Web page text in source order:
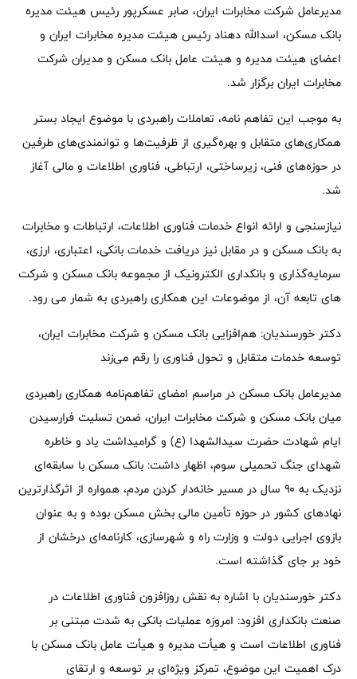
مدیرعامل شرکت مخابرات ایران، صابر عسکرپور رئیس هیئت مدیره
بانک مسکن، اسدالله دهناد رئیس هیئت مدیره مخابرات ایران و
اعضای هیئت مدیره و هیئت عامل بانک مسکن و مدیران شرکت
مخابرات ایران برگزار شد.
به موجب این تفاهم نامه، تعاملات راهبردی با موضوع ایجاد بستر
همکاری‌های متقابل و بهره‌گیری از ظرفیت‌ها و توانمندی‌های طرفین
در حوزه‌های فنی، زیرساختی، ارتباطی، فناوری اطلاعات و مالی آغاز
شد.
نیازسنجی و ارائه انواع خدمات فناوری اطلاعات، ارتباطات و مخابرات
به بانک مسکن و در مقابل نیز دریافت خدمات بانکی، اعتباری، ارزی،
سرمایه‌گذاری و بانکداری الکترونیک از مجموعه بانک مسکن و شرکت
های تابعه آن، از موضوعات این همکاری راهبردی به شمار می رود.
دکتر خورسندیان: هم‌افزایی بانک مسکن و شرکت مخابرات ایران،
توسعه خدمات متقابل و تحول فناوری را رقم می‌زند
مدیرعامل بانک مسکن در مراسم امضای تفاهم‌نامه همکاری راهبردی
میان بانک مسکن و شرکت مخابرات ایران، ضمن تسلیت فرارسیدن
ایام شهادت حضرت سیدالشهدا (ع) و گرامیداشت یاد و خاطره
شهدای جنگ تحمیلی سوم، اظهار داشت: بانک مسکن با سابقه‌ای
نزدیک به ۹۰ سال در مسیر خانه‌دار کردن مردم، همواره از اثرگذارترین
نهادهای کشور در حوزه تأمین مالی بخش مسکن بوده و به عنوان
بازوی اجرایی دولت و وزارت راه و شهرسازی، کارنامه‌ای درخشان از
خود بر جای گذاشته است.
دکتر خورسندیان با اشاره به نقش روزافزون فناوری اطلاعات در
صنعت بانکداری افزود: امروزه عملیات بانکی به شدت مبتنی بر
فناوری اطلاعات است و هیأت مدیره و هیأت عامل بانک مسکن با
درک اهمیت این موضوع، تمرکز ویژه‌ای بر توسعه و ارتقای